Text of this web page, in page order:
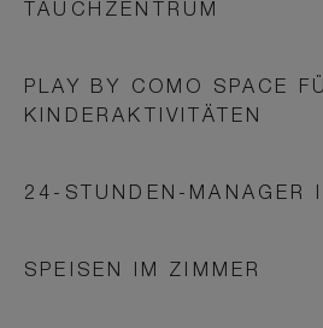
TAUCHZENTRUM
PLAY BY COMO SPACE
KINDERAKTIVITÄTEN
24-STUNDEN-MANAGER
SPEISEN IM ZIMMER